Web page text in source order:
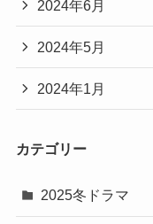
2024年6月
2024年5月
2024年1月
カテゴリー
2025冬ドラマ